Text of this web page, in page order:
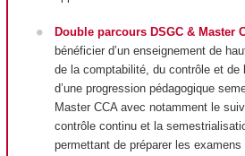
Double parcours DSGC & Master
bénéficier d’un enseignement de
de la comptabilité, du contrôle et de
d’une progression pédagogique
Master CCA avec notamment le
contrôle continu et la
permettant de préparer les examens